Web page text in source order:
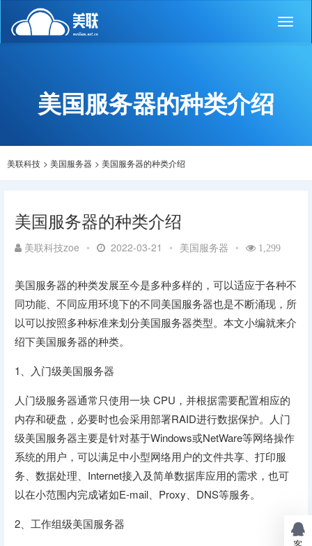
美国服务器的种类介绍
美联科技 > 美国服务器 > 美国服务器的种类介绍
美国服务器的种类介绍
美联科技zoe • 2022-03-21 • 美国服务器 • 1,299
美国服务器的种类发展至今是多种多样的，可以适应于各种不
同功能、不同应用环境下的不同美国服务器也是不断涌现，所
以可以按照多种标准来划分美国服务器类型。本文小编就来介
绍下美国服务器的种类。
1、入门级美国服务器
人门级服务器通常只使用一块 CPU，并根据需要配置相应的
内存和硬盘，必要时也会采用部署RAID进行数据保护。人门
级美国服务器主要是针对基于Windows或NetWare等网络操作
系统的用户，可以满足中小型网络用户的文件共享、打印服
务、数据处理、Internet接入及简单数据库应用的需求，也可
以在小范围内完成诸如E-mail、Proxy、DNS等服务。
2、工作组级美国服务器